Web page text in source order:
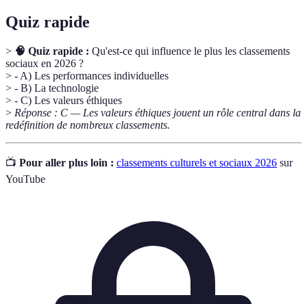
Quiz rapide
> 🧠 Quiz rapide : Qu'est-ce qui influence le plus les classements
sociaux en 2026 ?
> - A) Les performances individuelles
> - B) La technologie
> - C) Les valeurs éthiques
> Réponse : C — Les valeurs éthiques jouent un rôle central dans la
redéfinition de nombreux classements.
📺 Pour aller plus loin : classements culturels et sociaux 2026 sur
YouTube